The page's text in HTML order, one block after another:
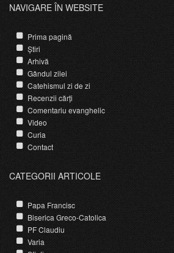
NAVIGARE ÎN WEBSITE
Prima pagină
Știri
Arhivă
Gândul zilei
Catehismul zi de zi
Recenzii cărți
Comentariu evanghelic
Video
Curia
Contact
CATEGORII ARTICOLE
Papa Francisc
Biserica Greco-Catolica
PF Claudiu
Varia